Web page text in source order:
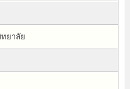
ยาลัย